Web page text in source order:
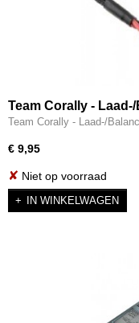
Team Corally -
stekker 2S - C-50293
Team Corally - Laad-/
€ 9,95
✘ Niet op voorraad
IN WINKELWAGEN